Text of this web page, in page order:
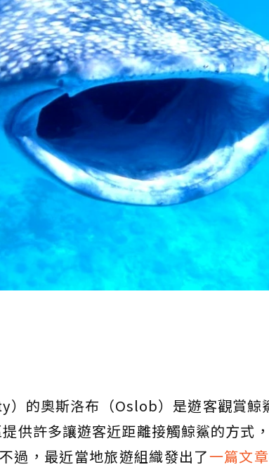
）的奧斯洛布（Oslob）是遊客觀賞
供許多讓遊客近距離接觸鯨鯊的方式
，最近當地旅遊組織發出了一篇文章